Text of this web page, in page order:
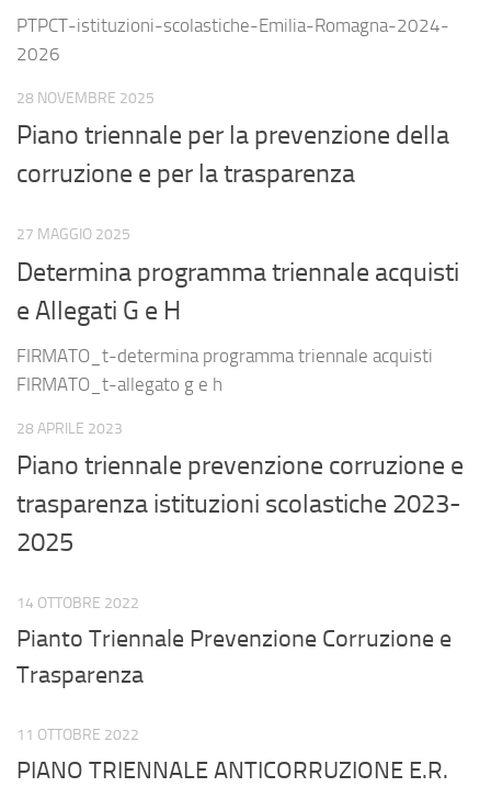
PTPCT-istituzioni-scolastiche-Emilia-Romagna-2024-
2026
28 NOVEMBRE 2025
Piano triennale per la prevenzione della
corruzione e per la trasparenza
27 MAGGIO 2025
Determina programma triennale acquisti
e Allegati G e H
FIRMATO_t-determina programma triennale acquisti
FIRMATO_t-allegato g e h
28 APRILE 2023
Piano triennale prevenzione corruzione e
trasparenza istituzioni scolastiche 2023-
2025
14 OTTOBRE 2022
Pianto Triennale Prevenzione Corruzione e
Trasparenza
11 OTTOBRE 2022
PIANO TRIENNALE ANTICORRUZIONE E.R.